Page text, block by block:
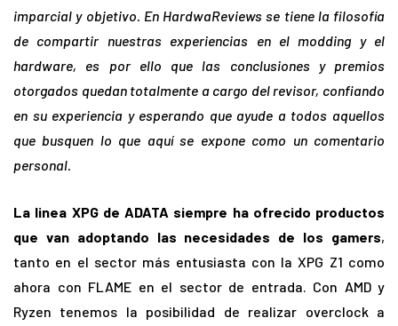
imparcial y objetivo. En HardwaReviews se tiene la filosofía
de compartir nuestras experiencias en el modding y el
hardware, es por ello que las conclusiones y premios
otorgados quedan totalmente a cargo del revisor, confiando
en su experiencia y esperando que ayude a todos aquellos
que busquen lo que aquí se expone como un comentario
personal.
La linea XPG de ADATA siempre ha ofrecido productos
que van adoptando las necesidades de los gamers,
tanto en el sector más entusiasta con la XPG Z1 como
ahora con FLAME en el sector de entrada. Con AMD y
Ryzen tenemos la posibilidad de realizar overclock a